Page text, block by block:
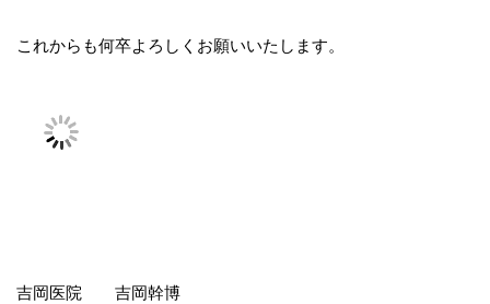
これからも何卒よろしくお願いいたします。
吉岡医院 吉岡幹博